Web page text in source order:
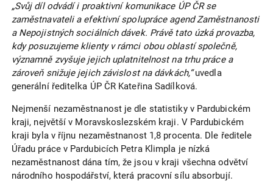
„Svůj díl odvádí i proaktivní komunikace ÚP ČR se
zaměstnavateli a efektivní spolupráce agend Zaměstnanosti
a Nepojistných sociálních dávek. Právě tato úzká provazba,
kdy posuzujeme klienty v rámci obou oblastí společně,
významně zvyšuje jejich uplatnitelnost na trhu práce a
zároveň snižuje jejich závislost na dávkách,“uvedla
generální ředitelka ÚP ČR Kateřina Sadílková.
Nejmenší nezaměstnanost je dle statistiky v Pardubickém
kraji, největší v Moravskoslezském kraji. V Pardubickém
kraji byla v říjnu nezaměstnanost 1,8 procenta. Dle ředitele
Úřadu práce v Pardubicích Petra Klimpla je nízká
nezaměstnanost dána tím, že jsou v kraji všechna odvětví
národního hospodářství, která pracovní sílu absorbují.